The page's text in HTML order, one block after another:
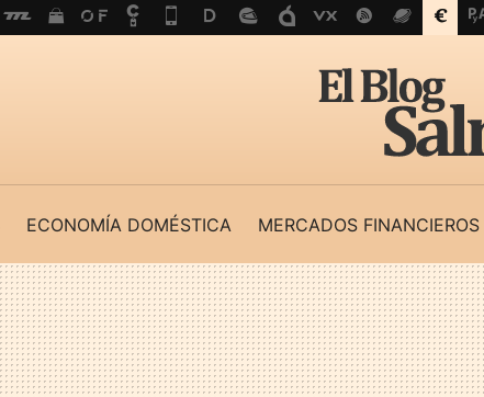
ECONOMÍA DOMÉSTICA MERCADOS FINANCIEROS